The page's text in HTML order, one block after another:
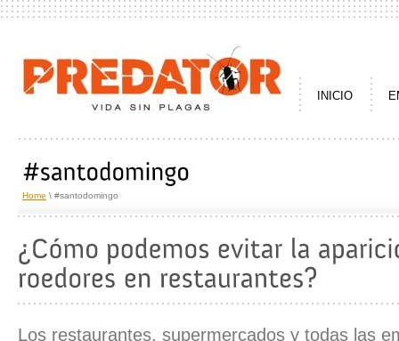
INICIO
Home \ #santodomingo
Los restaurantes, supermercados y todas las